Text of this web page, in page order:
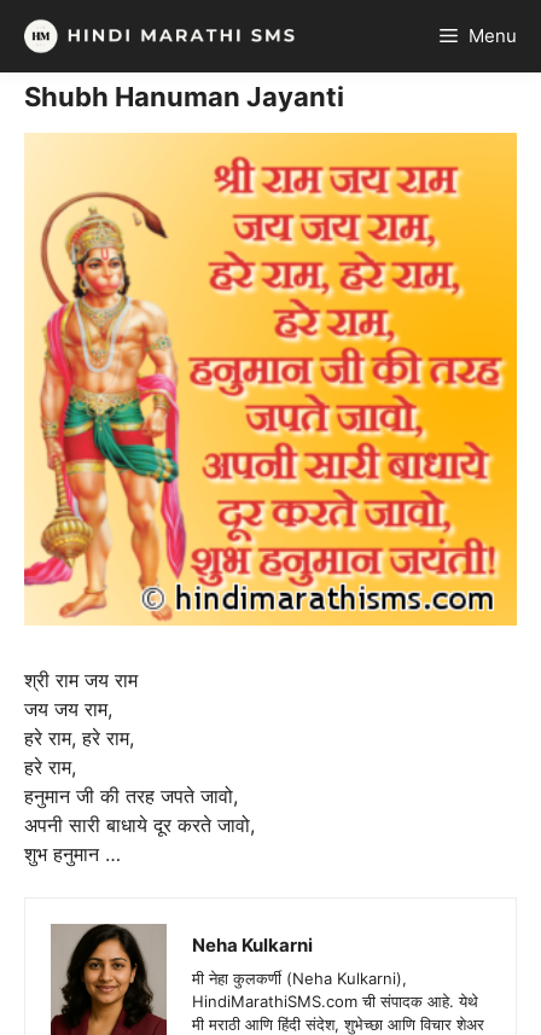
Skip
content
Menu
Shubh Hanuman Jayanti
श्री राम जय राम
जय जय राम,
हरे राम, हरे राम,
हरे राम,
हनुमान जी की तरह जपते जावो,
अपनी सारी बाधाये दूर करते जावो,
शुभ हनुमान …
Neha Kulkarni
मी नेहा कुलकर्णी (Neha Kulkarni),
HindiMarathiSMS.com ची संपादक आहे. येथे
मी मराठी आणि हिंदी संदेश, शुभेच्छा आणि विचार शेअर